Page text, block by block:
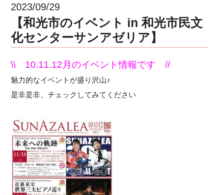
2023/09/29
【和光市のイベント in 和光市民文
化センターサンアゼリア】
\\ 10.11.12月のイベント情報です //
魅力的なイベントが盛り沢山♪
是非是非、チェックしてみてください